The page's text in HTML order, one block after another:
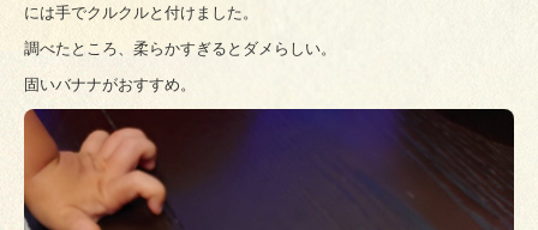
には手でクルクルと付けました。
調べたところ、柔らかすぎるとダメらしい。
固いバナナがおすすめ。